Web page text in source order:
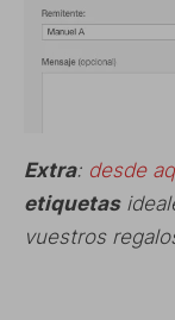
Extra: desde
etiquetas
vuestros